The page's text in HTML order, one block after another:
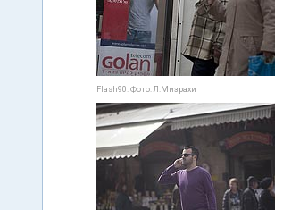
Flash90. Фото: Л.Мизрахи